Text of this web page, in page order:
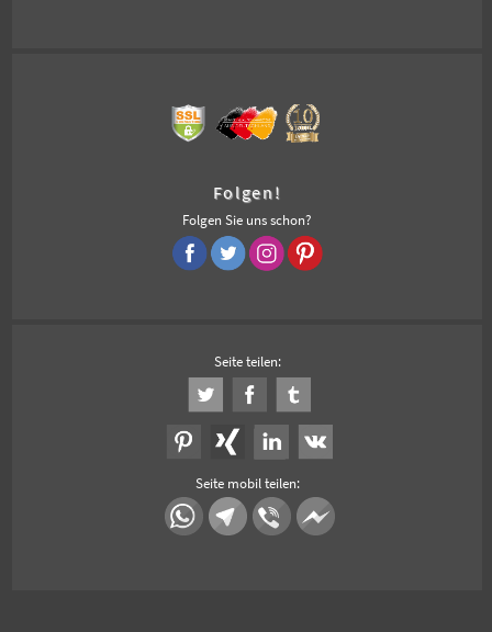
Folgen!
Folgen Sie uns schon?
Seite teilen:
Seite mobil teilen: